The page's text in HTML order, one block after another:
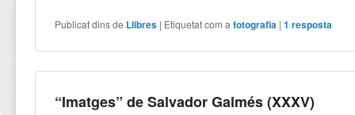
Publicat dins de Llibres | Etiquetat com a fotografia |1 resposta
“Imatges” de Salvador Galmés (XXXV)